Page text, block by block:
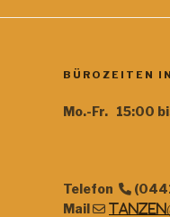
BÜROZEITEN
Mo.-Fr. 15:00
Telefon
Mail